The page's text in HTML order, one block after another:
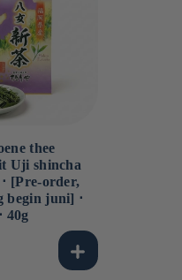
thee
Uji shincha
⋅ [Pre-order,
begin juni] ⋅
40g